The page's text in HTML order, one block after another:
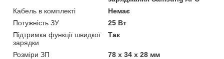
Кабель в комплекті
Немає
Потужність ЗУ
25 Вт
Підтримка функції швидкої
зарядки
Так
Розміри ЗП
78 x 34 x 28 мм